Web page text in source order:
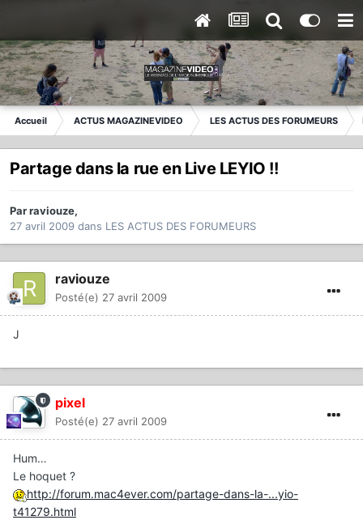
Accueil ACTUS MAGAZINEVIDEO LES ACTUS DES FORUMEURS
Partage dans la rue en Live LEYIO !!
Parraviouze,
27 avril 2009 dans LES ACTUS DES FORUMEURS
raviouze
Posté(e) 27 avril 2009
J
pixel
Posté(e) 27 avril 2009
Hum…
Le hoquet ?
http://forum.mac4ever.com/partage-dans-la-...yio-
t41279.html